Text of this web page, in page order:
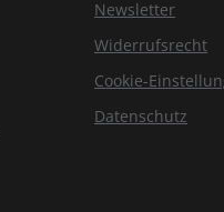
Newsletter
Widerrufsrecht
Cookie-
Datenschutz